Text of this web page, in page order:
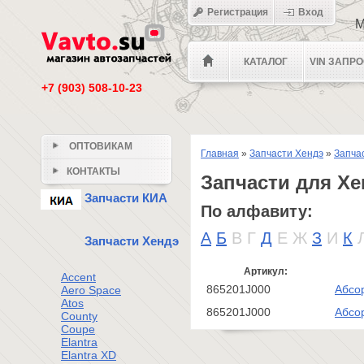
+7 (903) 508-10-23
КАТАЛОГ VIN
Регистрация Вход
Главная » Запчасти Хендэ »
Запчасти для
По алфавиту:
А Б В Г Д Е Ж З И К
Артикул:
865201J000
865201J000
ОПТОВИКАМ
КОНТАКТЫ
Запчасти КИА
Запчасти Хендэ
Accent
Aero Space
Atos
County
Coupe
Elantra
Elantra XD